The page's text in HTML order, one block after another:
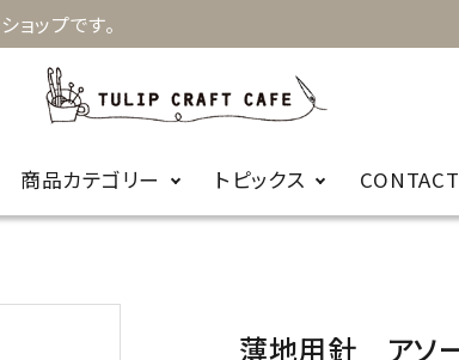
ップです。
ビーズ
商品カテゴリー
レース針
トピックス
商品に関するＦ
CONTACT
薄地用針 アソ